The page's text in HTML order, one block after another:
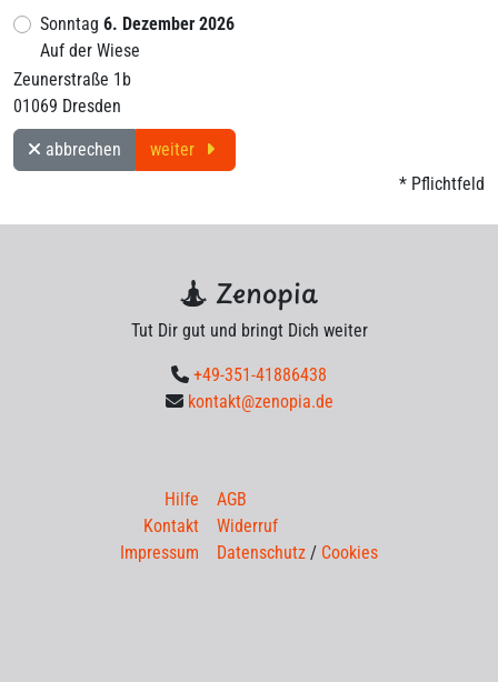
Sonntag 6. Dezember 2026
Auf der Wiese
Zeunerstraße 1b
01069 Dresden
abbrechen
weiter
* Pflichtfeld
Zenopia
Tut Dir gut und bringt Dich weiter
+49-351-41886438
kontakt@zenopia.de
Hilfe
Kontakt
Impressum
AGB
Widerruf
Datenschutz / Cookies